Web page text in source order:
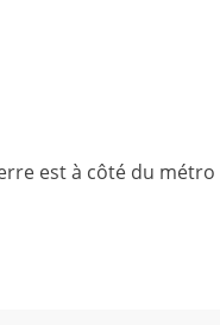
est à côté du métro